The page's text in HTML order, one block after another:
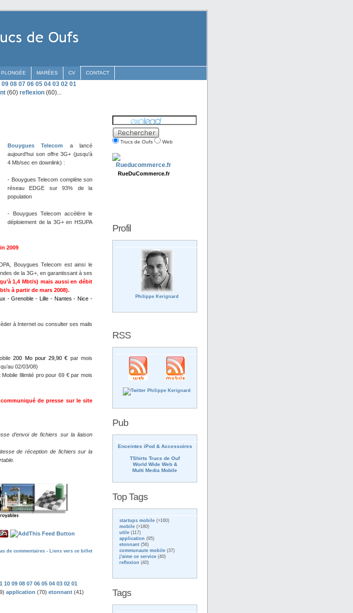
PLONGÉE MARÉES CV CONTACT
09 08 07 06 05 04 03 02 01
(60) reflexion (60)...
Bouygues Telecom
a lancé
aujourd'hui son offre 3G+ (jusqu'à
4 Mb/sec en downlink) :
- Bouygues Telecom complète son
réseau EDGE sur 93% de la
population
- Bouygues Telecom accélère le
déploiement de la 3G+ en HSUPA
2009
Bouygues Telecom est ainsi le
de la 3G+, en garantissant à ses
1,4 Mbt/s) mais aussi en débit
s à partir de mars 2008).
- Grenoble - Lille - Nantes - Nice -
à Internet ou consulter ses mails
200 Mo pour 29,90 € par mois
02/03/08)
Illimité pro pour 69 € par mois
de presse sur le site
d’envoi de fichiers sur la liaison
de réception de fichiers sur la
de commentaires - Liens vers ce billet
10 09 08 07 06 05 04 03 02 01
application (70) etonnant (41)
Trucs de Oufs Web
RueDuCommerce.fr
Profil
Philippe Kerignard
RSS
Pub
Enceintes iPod & Accessoires
TShirts Trucs de Ouf
World Wide Web &
Multi Media Mobile
Top Tags
startups mobile (>160)
mobile (>180)
utile (117)
application (95)
etonnant (56)
communaute mobile (37)
j'aime ce service (40)
reflexion (40)
Tags